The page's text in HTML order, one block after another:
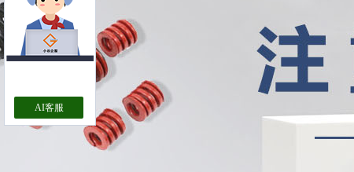
AI客服